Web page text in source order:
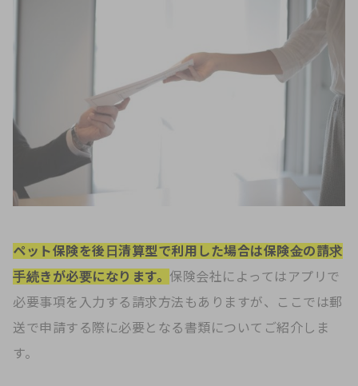
ペット保険を後日清算型で利用した場合は保険金の請求
手続きが必要になります。 保険会社によってはアプリで
必要事項を入力する請求方法もありますが、ここでは郵
送で申請する際に必要となる書類についてご紹介しま
す。